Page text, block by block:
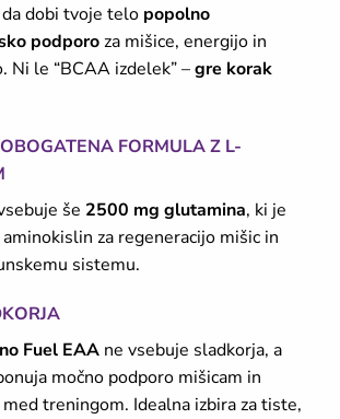
dobi tvoje telo popolno
podporoza mišice, energijo in
Ni le “BCAA izdelek” –gre korak
FORMULA Z L-
še 2500 mg glutamina, ki je
za regeneracijo mišic in
sistemu.
Fuel EAAne vsebuje sladkorja, a
močno podporo mišicam in
treningom. Idealna izbira za tiste,